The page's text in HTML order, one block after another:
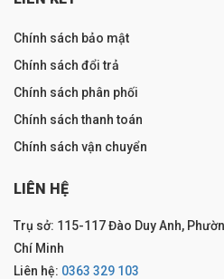
Chính sách bảo mật
Chính sách đổi trả
Chính sách phân phối
Chính sách thanh toán
Chính sách vận chuyển
LIÊN HỆ
Trụ sở: 115-117 Đào Duy Anh,
Chí Minh
Liên hệ: 0363 329 103